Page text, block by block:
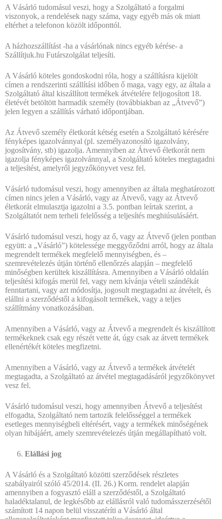
A Vásárló tudomásul veszi, hogy a Szolgáltató a forgalmi
viszonyok, a rendelések nagy száma, vagy egyéb más ok miatt
eltérhet a telefonon közölt időponttól.
A házhozszállítást -ha a vásárlónak nincs egyéb kérése- a
Szállítjuk.hu Futárszolgálat teljesíti.
A Vásárló köteles gondoskodni róla, hogy a szállításra kijelölt
címen a rendszerinti szállítási időben ő maga, vagy egy, az általa a
Szolgáltató által kiszállított termékek átvételére feljogosított 18.
életévét betöltött harmadik személy (továbbiakban az „Átvevő”)
jelen legyen a szállítás várható időpontjában.
Az Átvevő személy életkorát kétség esetén a Szolgáltató kérésére
fényképes igazolvánnyal (pl. személyazonosító igazolvány,
jogosítvány, stb) igazolja. Amennyiben az Átvevő életkorát nem
igazolja fényképes igazolvánnyal, a Szolgáltató köteles megtagadni
a teljesítést, amelyről jegyzőkönyvet vesz fel.
Vásárló tudomásul veszi, hogy amennyiben az általa meghatározott
címen nincs jelen a Vásárló, vagy az Átvevő, vagy az Átvevő
életkorát elmulasztja igazolni a 3.5. pontban leírtak szerint, a
Szolgáltatót nem terheli felelősség a teljesítés meghiúsulásáért.
Vásárló tudomásul veszi, hogy az ő, vagy az Átvevő (jelen pontban
együtt: a „Vásárló”) kötelessége meggyőződni arról, hogy az általa
megrendelt termékek megfelelő mennyiségben, és –
szemrevételezés útján történő ellenőrzés alapján – megfelelő
minőségben kerültek kiszállításra. Amennyiben a Vásárló oldalán
teljesítési kifogás merül fel, vagy nem kívánja vételi szándékát
fenntartani, vagy azt módosítja, jogosult megtagadni az átvételt, és
elállni a szerződéstől a kifogásolt termékek, vagy a teljes
szállítmány vonatkozásában.
Amennyiben a Vásárló, vagy az Átvevő a megrendelt és kiszállított
termékeknek csak egy részét vette át, úgy csak az átvett termékek
ellenértékét köteles megfizetni.
Amennyiben a Vásárló, vagy az Átvevő a termékek átvételét
megtagadta, a Szolgáltató az átvétel megtagadásáról jegyzőkönyvet
vesz fel.
Vásárló tudomásul veszi, hogy amennyiben Átvevő a teljesítést
elfogadta, Szolgáltató nem tartozik felelősséggel a termékek
esetleges mennyiségbeli eltérésért, vagy a termékek minőségének
olyan hibájáért, amely szemrevételezés útján megállapítható volt.
Elállási jog
A Vásárló és a Szolgáltató közötti szerződések részletes
szabályairól szóló 45/2014. (II. 26.) Korm. rendelet alapján
amennyiben a fogyasztó eláll a szerződéstől, a Szolgáltató
haladéktalanul, de legkésőbb az elállásról való tudomásszerzésétől
számított 14 napon belül visszatéríti a Vásárló által